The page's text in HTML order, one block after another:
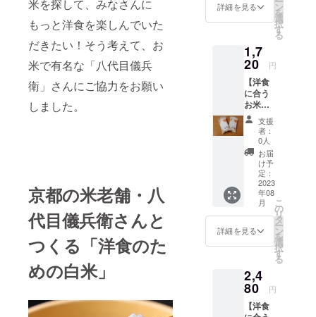
米を探して、みなさんに
もっと洋食を楽しんでいた
だきたい！そう考えて、お
米で有名な「八代目儀兵
衛」さんにご協力をお願い
しました。
京都の米老舗・八
代目儀兵衛さんと
つくる「洋食のた
めの白米」
75日以
りま
す。
（真空
パック
商品の
ため）
同じ生
確な賞
味期限
はござ
いませ
ん。 お
いしく
お召し
上がり
いただ
ける期
間とし
て、 精
米年月
日より
75日以
内をお
すすめ
（真空
パック
商品の
ため）
観光客
向け向
けNEW
ン) お
米のお
いしい
炊き方
パンフ
レット
付き。
配送料
込み。
宅急便
コンパ
クトで
お送り
しま
す。 保
存方
法 冷
同じ生
鮮食品
のた
め、 明
詳細を見る ン
を
選
択
す
る
1,7
20 円
【洋食
に合う
お米で
応
援！】
お米
300g2
合 お
茶碗約4
杯分
…２袋
（国内
販売向
けNEW
デザイ
ン) お
いしい
炊き方
パンフ
レット
支援
者：
0人
お届
け予
定：
2023
年08
月
詳細を見る
こ
の
リ
タ
ー
ン
を
選
択
す
る
2,4
80 円
【洋食